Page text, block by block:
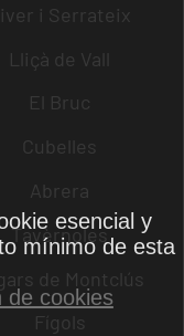
i Serrateix
Lliçà de Vall
El Bruc
Cubelles
Abrera
Tavèrnoles
de Montclús
Fígols
esencial y
mínimo de esta
de cookies